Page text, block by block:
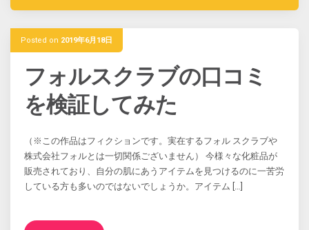
Posted on 2019年6月18日
フォルスクラブの口コミ
を検証してみた
（※この作品はフィクションです。実在するフォル スクラブや
株式会社フォルとは一切関係ございません） 今様々な化粧品が
販売されており、自分の肌にあうアイテムを見つけるのに一苦労
している方も多いのではないでしょうか。アイテム […]